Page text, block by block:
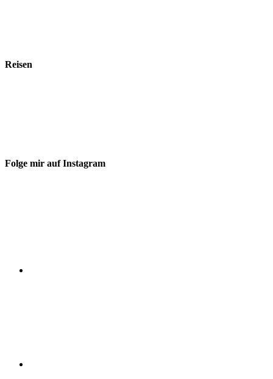
Reisen
Folge mir auf Instagram